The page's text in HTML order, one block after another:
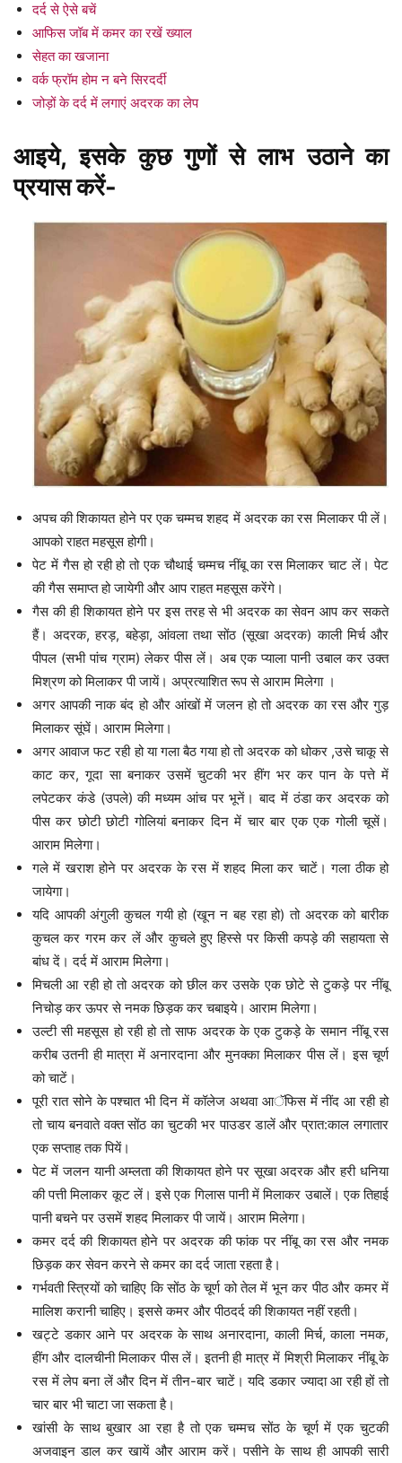
दर्द से ऐसे बचें
आफिस जॉब में कमर का रखें ख्याल
सेहत का खजाना
वर्क फ्रॉम होम न बने सिरदर्दी
जोड़ों के दर्द में लगाएं अदरक का लेप
आइये, इसके कुछ गुणों से लाभ उठाने का
प्रयास करें-
अपच की शिकायत होने पर एक चम्मच शहद में अदरक का रस मिलाकर पी लें।
आपको राहत महसूस होगी।
पेट में गैस हो रही हो तो एक चौथाई चम्मच नींबू का रस मिलाकर चाट लें। पेट
की गैस समाप्त हो जायेगी और आप राहत महसूस करेंगे।
गैस की ही शिकायत होने पर इस तरह से भी अदरक का सेवन आप कर सकते
हैं। अदरक, हरड़, बहेड़ा, आंवला तथा सोंठ (सूखा अदरक) काली मिर्च और
पीपल (सभी पांच ग्राम) लेकर पीस लें। अब एक प्याला पानी उबाल कर उक्त
मिश्रण को मिलाकर पी जायें। अप्रत्याशित रूप से आराम मिलेगा ।
अगर आपकी नाक बंद हो और आंखों में जलन हो तो अदरक का रस और गुड़
मिलाकर सूंघें। आराम मिलेगा।
अगर आवाज फट रही हो या गला बैठ गया हो तो अदरक को धोकर ,उसे चाकू से
काट कर, गूदा सा बनाकर उसमें चुटकी भर हींग भर कर पान के पत्ते में
लपेटकर कंडे (उपले) की मध्यम आंच पर भूनें। बाद में ठंडा कर अदरक को
पीस कर छोटी छोटी गोलियां बनाकर दिन में चार बार एक एक गोली चूसें।
आराम मिलेगा।
गले में खराश होने पर अदरक के रस में शहद मिला कर चाटें। गला ठीक हो
जायेगा।
यदि आपकी अंगुली कुचल गयी हो (खून न बह रहा हो) तो अदरक को बारीक
कुचल कर गरम कर लें और कुचले हुए हिस्से पर किसी कपड़े की सहायता से
बांध दें। दर्द में आराम मिलेगा।
मिचली आ रही हो तो अदरक को छील कर उसके एक छोटे से टुकड़े पर नींबू
निचोड़ कर ऊपर से नमक छिड़क कर चबाइये। आराम मिलेगा।
उल्टी सी महसूस हो रही हो तो साफ अदरक के एक टुकड़े के समान नींबू रस
करीब उतनी ही मात्रा में अनारदाना और मुनक्का मिलाकर पीस लें। इस चूर्ण
को चाटें।
पूरी रात सोने के पश्चात भी दिन में कॉलेज अथवा आॅफिस में नींद आ रही हो
तो चाय बनवाते वक्त सोंठ का चुटकी भर पाउडर डालें और प्रात:काल लगातार
एक सप्ताह तक पियें।
पेट में जलन यानी अम्लता की शिकायत होने पर सूखा अदरक और हरी धनिया
की पत्ती मिलाकर कूट लें। इसे एक गिलास पानी में मिलाकर उबालें। एक तिहाई
पानी बचने पर उसमें शहद मिलाकर पी जायें। आराम मिलेगा।
कमर दर्द की शिकायत होने पर अदरक की फांक पर नींबू का रस और नमक
छिड़क कर सेवन करने से कमर का दर्द जाता रहता है।
गर्भवती स्त्रियों को चाहिए कि सोंठ के चूर्ण को तेल में भून कर पीठ और कमर में
मालिश करानी चाहिए। इससे कमर और पीठदर्द की शिकायत नहीं रहती।
खट्टे डकार आने पर अदरक के साथ अनारदाना, काली मिर्च, काला नमक,
हींग और दालचीनी मिलाकर पीस लें। इतनी ही मात्र में मिश्री मिलाकर नींबू के
रस में लेप बना लें और दिन में तीन-बार चाटें। यदि डकार ज्यादा आ रही हों तो
चार बार भी चाटा जा सकता है।
खांसी के साथ बुखार आ रहा है तो एक चम्मच सोंठ के चूर्ण में एक चुटकी
अजवाइन डाल कर खायें और आराम करें। पसीने के साथ ही आपकी सारी